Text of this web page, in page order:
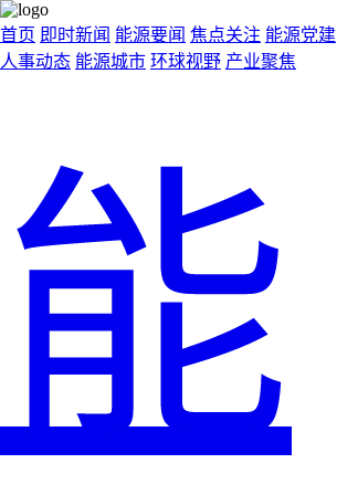
首页 即时新闻 能源要闻 焦点关注 能源党建
人事动态 能源城市 环球视野 产业聚焦
能